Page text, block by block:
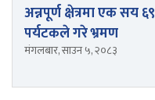
अन्नपूर्ण क्षेत्रमा एक सय
पर्यटकले गरे भ्रमण
मंगलबार, साउन ५, २०८३